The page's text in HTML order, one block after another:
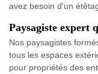
avez besoin d'un
Paysagiste expert
Nos paysagistes
tous les espaces
pour propriétés des